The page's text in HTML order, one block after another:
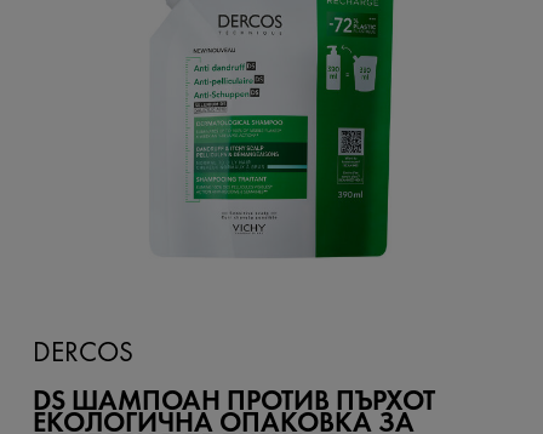
DERCOS
DS ШАМПОАН ПРОТИВ ПЪРХОТ
ЕКОЛОГИЧНА ОПАКОВКА ЗА